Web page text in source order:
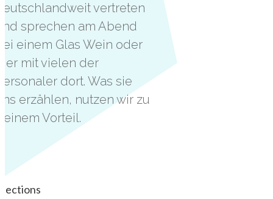
vertreten
sprechen am Abend
einem Glas Wein oder
mit vielen der
dort. Was sie
erzählen, nutzen wir zu
Vorteil.